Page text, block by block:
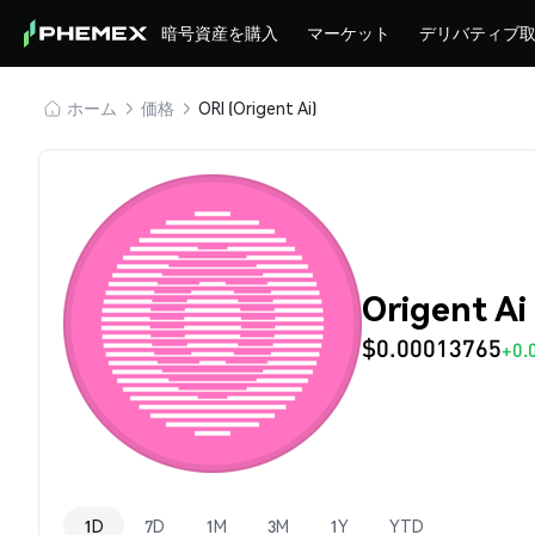
暗号資産を購入 マーケット デリバティブ
ホーム 価格 ORI (Origent Ai)
Origent Ai
$0.00013765
1D 7D 1M 3M 1Y YTD